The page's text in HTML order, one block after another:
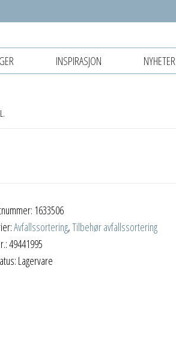
INSPIRASJON NYHETER
1633506
Avfallssortering,Tilbehør avfallssortering
49441995
Lagervare